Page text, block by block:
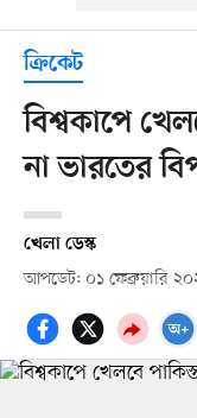
ক্রিকেট
বিশ্বকাপে
না ভারতের
খেলা ডেস্ক
আপডেট: ০১ ফেব্রুয়ারি